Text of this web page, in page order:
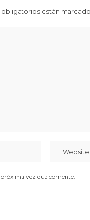
obligatorios están
vez que comente.